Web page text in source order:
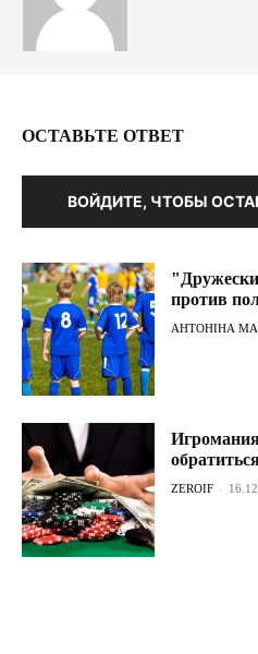
ОСТАВЬТЕ ОТВЕТ
ВОЙДИТЕ, ЧТОБЫ
против
АНТОНІНА
ZEROIF -